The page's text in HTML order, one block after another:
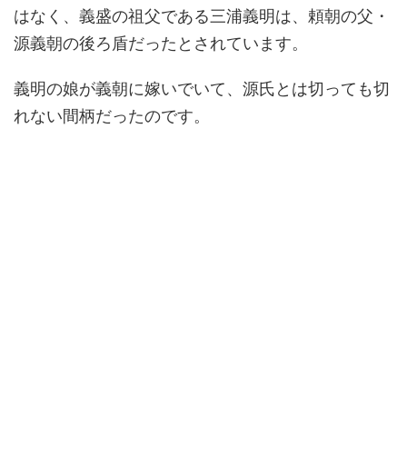
はなく、義盛の祖父である三浦義明は、頼朝の父・
源義朝の後ろ盾だったとされています。
義明の娘が義朝に嫁いでいて、源氏とは切っても切
れない間柄だったのです。